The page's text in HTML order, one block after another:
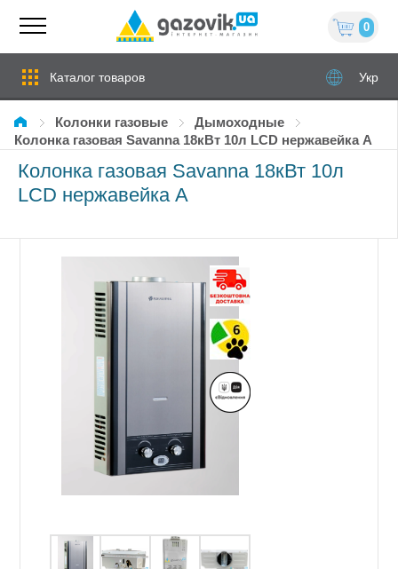
0
Каталог товаров Укр
Колонки газовые
дымоходные
Колонка газовая Savanna 18кВт 10л LCD нержавейка А
Колонка газовая Savanna 18кВт 10л
LCD нержавейка А